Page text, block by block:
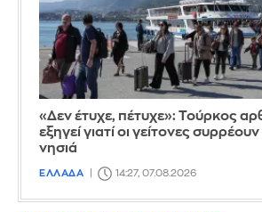
«Δεν έτυχε, πέτυχε»: Τούρκος
εξηγεί γιατί οι γείτονες
νησιά
ΕΛΛΑΔΑ 14:27, 07.08.2026